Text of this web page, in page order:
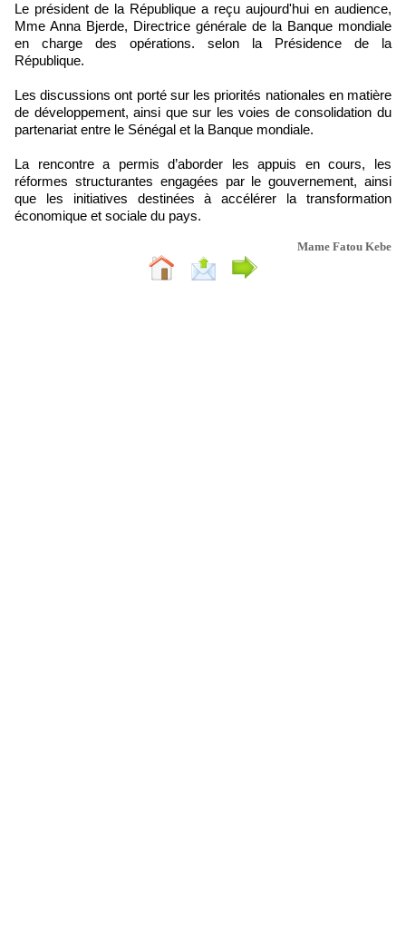
Le président de la République a reçu aujourd'hui en audience,
Mme Anna Bjerde, Directrice générale de la Banque mondiale
en charge des opérations. selon la Présidence de la
République.
Les discussions ont porté sur les priorités nationales en matière
de développement, ainsi que sur les voies de consolidation du
partenariat entre le Sénégal et la Banque mondiale.
La rencontre a permis d’aborder les appuis en cours, les
réformes structurantes engagées par le gouvernement, ainsi
que les initiatives destinées à accélérer la transformation
économique et sociale du pays.
Mame Fatou Kebe